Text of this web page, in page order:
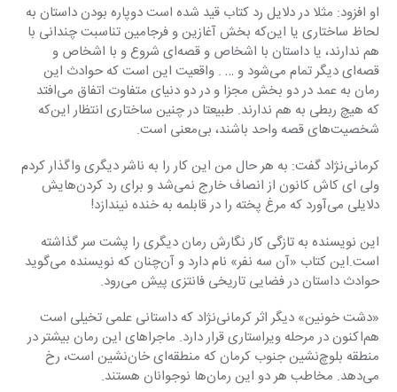
او افزود: مثلا در دلایل رد کتاب قید شده است دوپاره بودن داستان به
لحاظ ساختاری یا این‌که بخش آغازین و فرجامین تناسبت چندانی با
هم ندارند،‌ یا داستان با اشخاص و قصه‌ای شروع و با اشخاص و
قصه‌ای دیگر تمام می‌شود و … . واقعیت این است که حوادث این
رمان به عمد در دو بخش مجزا و در دو دنیای متفاوت اتفاق می‌افتد
که هیچ ربطی به هم ندارند. طبیعتا در چنین ساختاری انتظار این‌که
شخصیت‌های قصه واحد باشند‌، بی‌معنی است.
کرمانی‌نژاد گفت: به هر حال من این کار را به ناشر دیگری واگذار کردم
ولی ای کاش کانون از انصاف خارج نمی‌شد و برای رد کردن‌هایش
دلایلی می‌آورد که مرغ پخته را در قابلمه به خنده نیندازد!
این نویسنده به تازگی کار نگارش رمان دیگری را پشت سر گذاشته
است.این کتاب «آن سه نفر» نام دارد و آن‌چنان که نویسنده می‌گوید
حوادث داستان در فضایی تاریخی فانتزی پیش می‌رود.
«دشت خونین» دیگر اثر کرمانی‌نژاد که داستانی علمی تخیلی است
هم‌اکنون در مرحله ویراستاری قرار دارد. ماجراهای این رمان بیشتر در
منطقه بلوچ‌نشین جنوب کرمان که منطقه‌ای خان‌نشین است، رخ
می‌دهد. مخاطب هر دو این رمان‌ها نوجوانان هستند.